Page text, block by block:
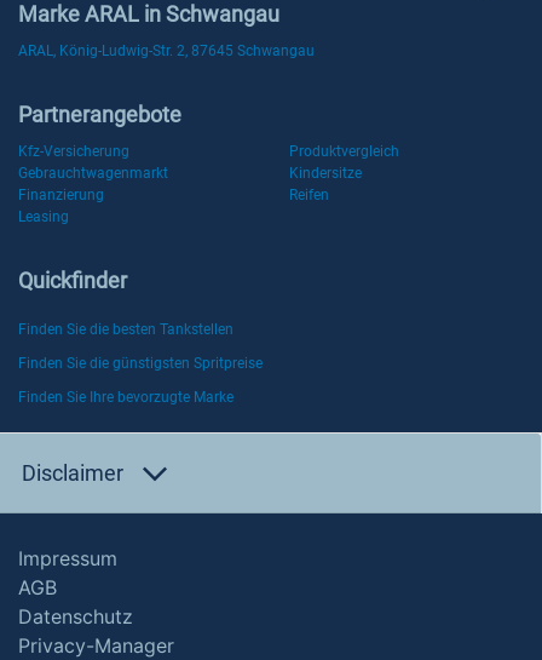
Marke ARAL in Schwangau
ARAL, König-Ludwig-Str. 2, 87645 Schwangau
Partnerangebote
Kfz-Versicherung
Produktvergleich
Gebrauchtwagenmarkt
Kindersitze
Finanzierung
Reifen
Leasing
Quickfinder
Finden Sie die besten Tankstellen
Finden Sie die günstigsten Spritpreise
Finden Sie Ihre bevorzugte Marke
Disclaimer
Impressum
AGB
Datenschutz
Privacy-Manager